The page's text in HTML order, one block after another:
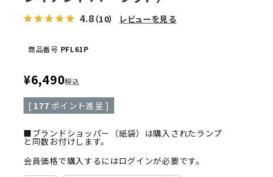
4.8（10） レビューを見る
商品番号 PFL61P
¥6,490税込
[ 177 ポイント進呈 ]
■ブランドショッパー（紙袋）は購入されたランプ
と同数お付けします。
会員価格で購入するにはログインが必要です。